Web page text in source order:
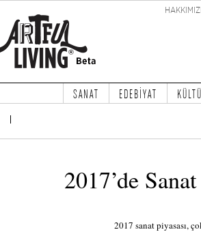
SANAT EDEBİYAT
2017’de
2017 sanat piyasası,